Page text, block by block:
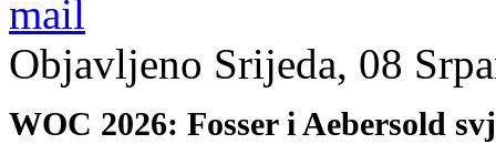
Objavljeno Srijeda, 08
WOC 2026: Fosser i Aebersold